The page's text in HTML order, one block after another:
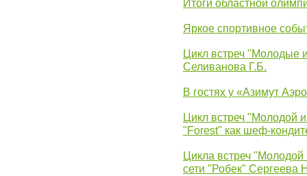
Итоги областной
Яркое спортивное
Цикл встреч "Молодые
Селиванова Г.Б.
В гостях у «Азимут
Цикл встреч "Молодой
"Forest" как шеф-
Цикла встреч
сети "Робек" Сергеева